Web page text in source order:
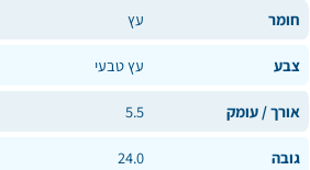
חומר עץ
צבע עץ טבעי
אורך / עומק 5.5
גובה 24.0